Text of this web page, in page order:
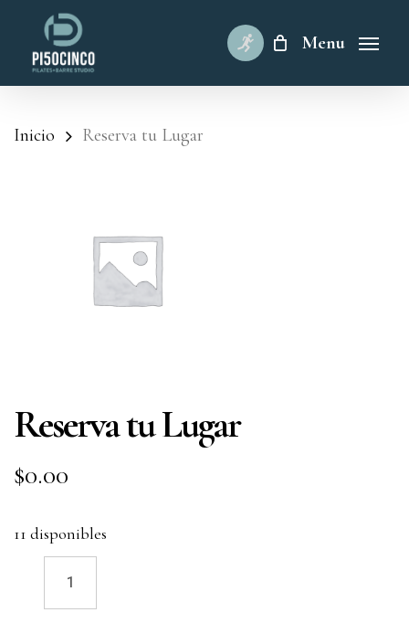
content
Menu
Inicio Reserva tu Lugar
Reserva tu Lugar
$0.00
11 disponibles